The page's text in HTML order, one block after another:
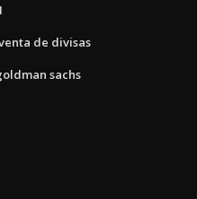
de divisas
sachs